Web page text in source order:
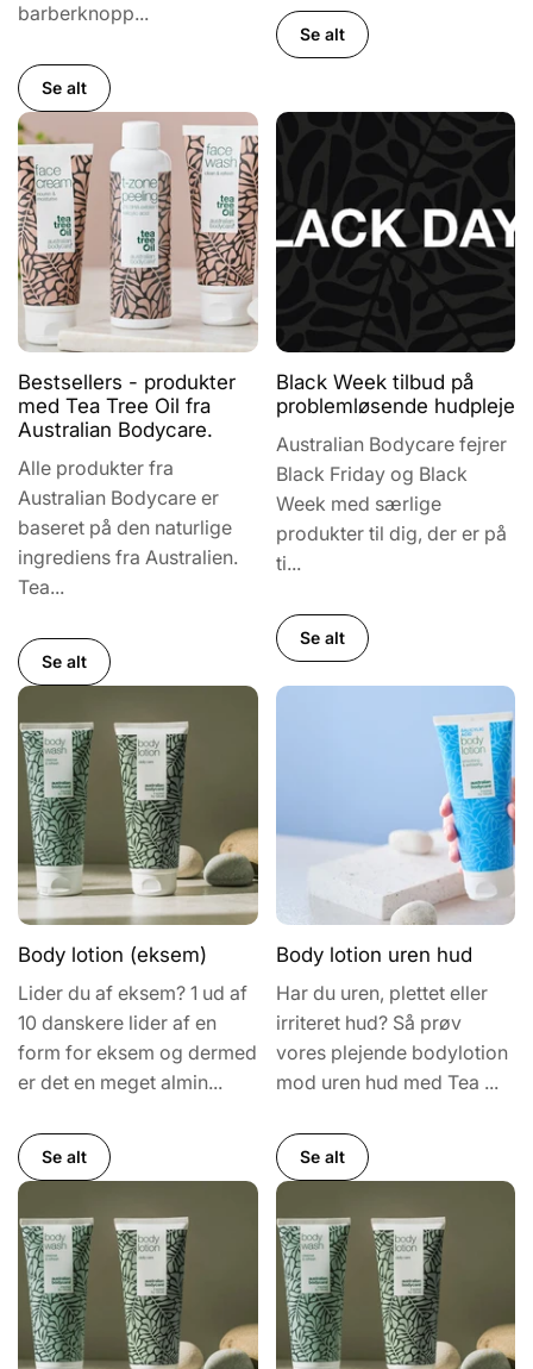
barberknopp...
Se alt
Se alt
Bestsellers - produkter
med Tea Tree Oil fra
Australian Bodycare.
Alle produkter fra
Australian Bodycare er
baseret på den naturlige
ingrediens fra Australien.
Tea...
Se alt
Black Week tilbud på
problemløsende hudpleje
Australian Bodycare fejrer
Black Friday og Black
Week med særlige
produkter til dig, der er på
ti...
Se alt
Body lotion (eksem)
Lider du af eksem? 1 ud af
10 danskere lider af en
form for eksem og dermed
er det en meget almin...
Se alt
Body lotion uren hud
Har du uren, plettet eller
irriteret hud? Så prøv
vores plejende bodylotion
mod uren hud med Tea ...
Se alt